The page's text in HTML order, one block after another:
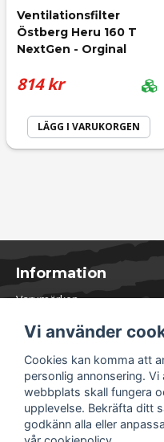
Ventilationsfilter
Östberg Heru 160 T
NextGen - Orginal
814 kr
LÄGG I VARUKORGEN
Information
Varumärken
Kontakta oss
Öppettider Lager
Om Soliduct
Soliduct & Ventilation.se
Informationssidor
Returer
Vi använder
Cookies kan komma att
personlig annonsering.
webbplats skall fungera
upplevelse. Bekräfta ditt
godkänn alla eller